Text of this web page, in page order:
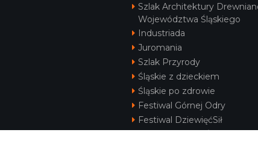
Szlak Architektury
Województwa Śląskiego
Industriada
Juromania
Szlak Przyrody
Śląskie z dzieckiem
Śląskie po zdrowie
Festiwal Górnej Odry
Festiwal DziewięćSił